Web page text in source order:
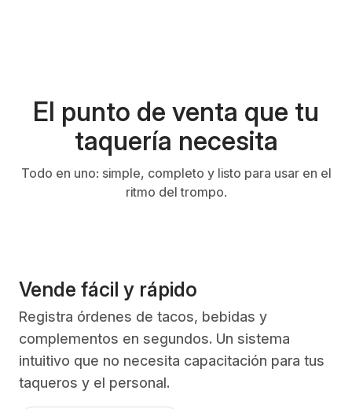
El punto de venta que tu
taquería necesita
Todo en uno: simple, completo y listo para usar en el
ritmo del trompo.
Vende fácil y rápido
Registra órdenes de tacos, bebidas y
complementos en segundos. Un sistema
intuitivo que no necesita capacitación para tus
taqueros y el personal.